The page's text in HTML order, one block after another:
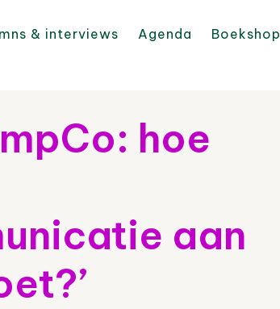
& interviews Agenda Boekshop
hoe
aan